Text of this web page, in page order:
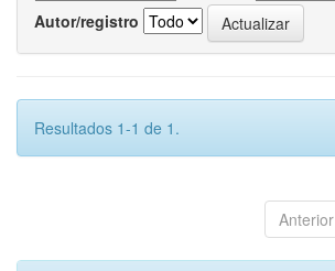
Autor/registro
Resultados 1-1 de 1.
Anterior